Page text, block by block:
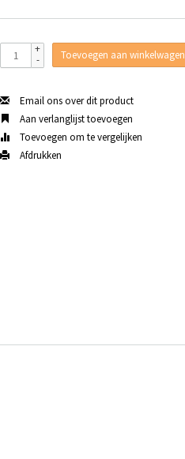
+
-
Toevoegen aan winkelwagen
Email ons over dit product
Aan verlanglijst toevoegen
Toevoegen om te vergelijken
Afdrukken